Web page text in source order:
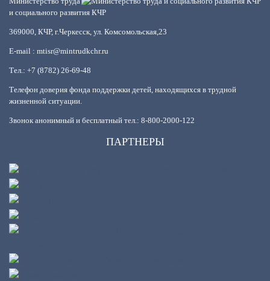
и социального развития КЧР
369000, КЧР, г.Черкесск, ул. Комсомольская,23
E-mail : mtisr@mintrudkchr.ru
Тел.: +7 (8782) 26-69-48
Телефон доверия фонда поддержки детей, находящихся в трудной
жизненной ситуации.
Звонок анонимный и бесплатный тел.: 8-800-2000-122
ПАРТНЕРЫ